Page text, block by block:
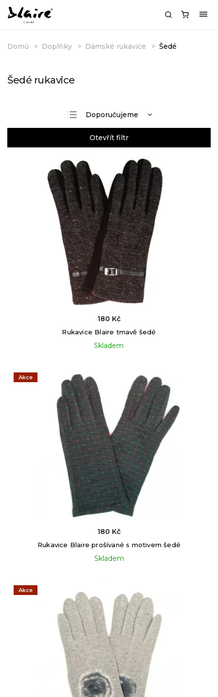
Domů Doplňky Dámské rukavice Šedé
Šedé rukavice
Doporučujeme
Nejlevnější
Nejdražší
Nejprodávanější
Abecedně
Otevřít filtr
Rukavice Blaire tmavě šedé
Skladem
180 Kč
Akce
Rukavice Blaire prošívané s motivem šedé
Skladem
180 Kč
Akce